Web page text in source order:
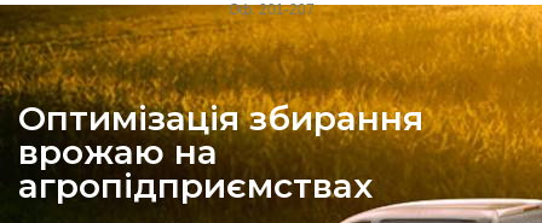
Оф. 201-207
Оптимізація збирання
врожаю на
агропідприємствах